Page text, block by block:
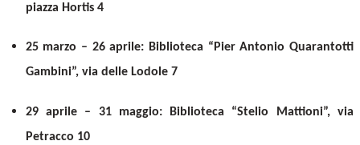
piazza Hortis 4
25 marzo – 26 aprile: Biblioteca “Pier Antonio Quarantotti
Gambini”, via delle Lodole 7
29 aprile – 31 maggio: Biblioteca “Stelio Mattioni”, via
Petracco 10